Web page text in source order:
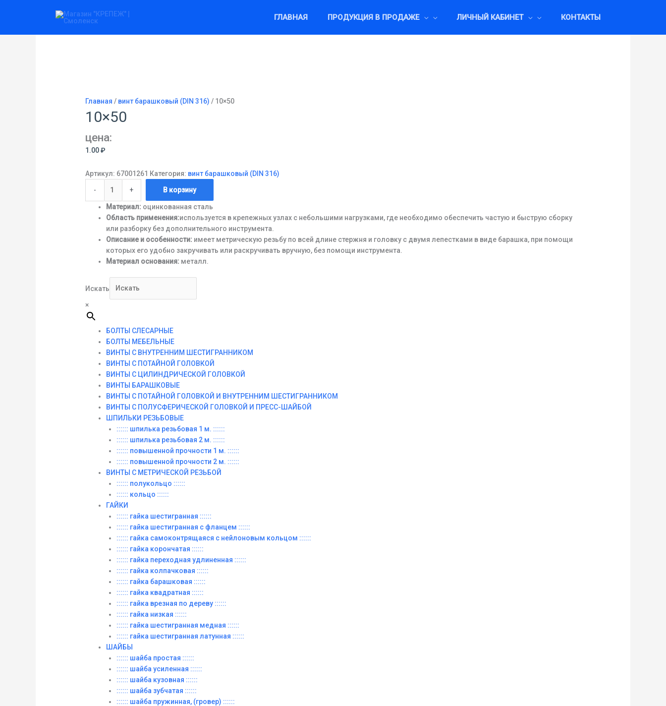
ГЛАВНАЯ ПРОДУКЦИЯ В ПРОДАЖЕ ЛИЧНЫЙ КАБИНЕТ КОНТАКТЫ
Главная / винт барашковый (DIN 316) / 10×50
10×50
цена:
1.00₽
Артикул: 67001261 Категория: винт барашковый (DIN 316)
-
товара
+ В корзину
Материал: оцинкованная сталь
Область применения:используется в крепежных узлах с небольшими нагрузками, где необходимо обеспечить частую и быструю сборку
или разборку без дополнительного инструмента.
Описание и особенности: имеет метрическую резьбу по всей длине стержня и головку с двумя лепестками в виде барашка, при помощи
которых его удобно закручивать или раскручивать вручную, без помощи инструмента.
Материал основания: металл.
Искать
×
БОЛТЫ СЛЕСАРНЫЕ
БОЛТЫ МЕБЕЛЬНЫЕ
ВИНТЫ С ВНУТРЕННИМ ШЕСТИГРАННИКОМ
ВИНТЫ С ПОТАЙНОЙ ГОЛОВКОЙ
ВИНТЫ С ЦИЛИНДРИЧЕСКОЙ ГОЛОВКОЙ
ВИНТЫ БАРАШКОВЫЕ
ВИНТЫ С ПОТАЙНОЙ ГОЛОВКОЙ И ВНУТРЕННИМ ШЕСТИГРАННИКОМ
ВИНТЫ С ПОЛУСФЕРИЧЕСКОЙ ГОЛОВКОЙ И ПРЕСС-ШАЙБОЙ
ШПИЛЬКИ РЕЗЬБОВЫЕ
:::::: шпилька резьбовая 1 м. ::::::
:::::: шпилька резьбовая 2 м. ::::::
:::::: повышенной прочности 1 м. ::::::
:::::: повышенной прочности 2 м. ::::::
ВИНТЫ C МЕТРИЧЕСКОЙ РЕЗЬБОЙ
:::::: полукольцо ::::::
:::::: кольцо ::::::
ГАЙКИ
:::::: гайка шестигранная ::::::
:::::: гайка шестигранная с фланцем ::::::
:::::: гайка самоконтрящаяся с нейлоновым кольцом ::::::
:::::: гайка корончатая ::::::
:::::: гайка переходная удлиненная ::::::
:::::: гайка колпачковая ::::::
:::::: гайка барашковая ::::::
:::::: гайка квадратная ::::::
:::::: гайка врезная по дереву ::::::
:::::: гайка низкая ::::::
:::::: гайка шестигранная медная ::::::
:::::: гайка шестигранная латунная ::::::
ШАЙБЫ
:::::: шайба простая ::::::
:::::: шайба усиленная ::::::
:::::: шайба кузовная ::::::
:::::: шайба зубчатая ::::::
:::::: шайба пружинная, (гровер) ::::::